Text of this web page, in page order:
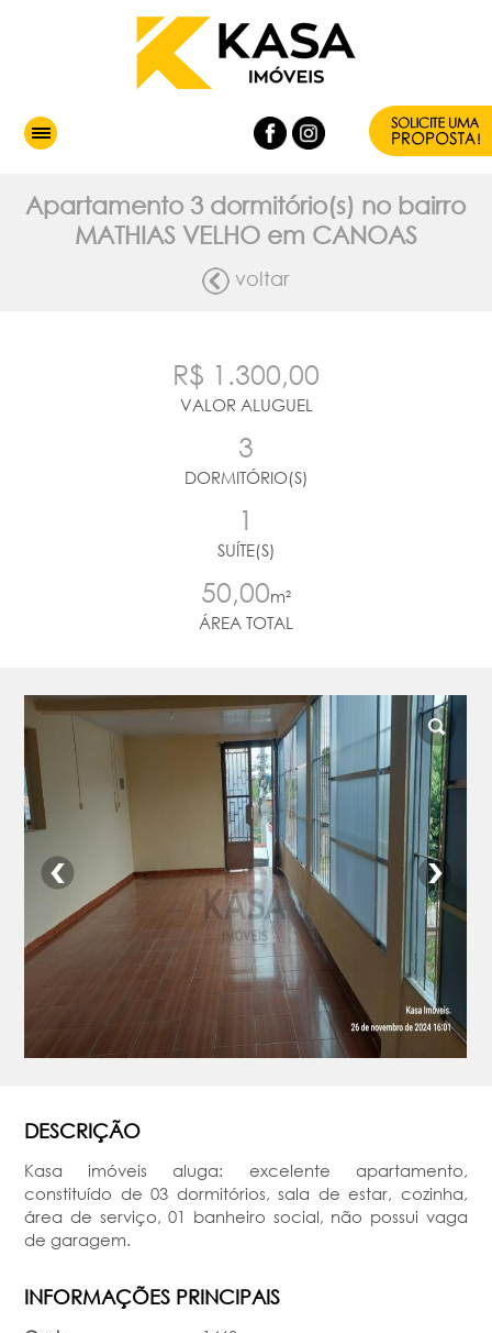
Apartamento 3 dormitório(s) no bairro
MATHIAS VELHO em CANOAS
voltar
R$ 1.300,00
VALOR ALUGUEL
3
DORMITÓRIO(S)
1
SUÍTE(S)
50,00m²
ÁREA TOTAL
DESCRIÇÃO
Kasa imóveis aluga: excelente apartamento,
constituído de 03 dormitórios, sala de estar, cozinha,
área de serviço, 01 banheiro social, não possui vaga
de garagem.
INFORMAÇÕES PRINCIPAIS